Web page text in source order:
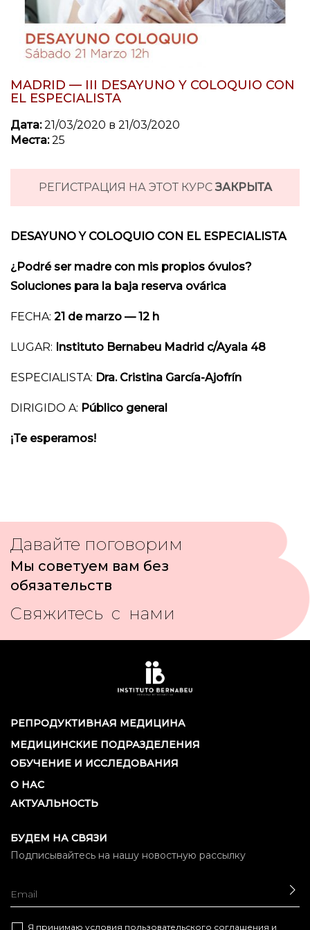
MADRID — III DESAYUNO Y COLOQUIO CON
EL ESPECIALISTA
Дата:21/03/2020 в 21/03/2020
Места:25
РЕГИСТРАЦИЯ НА ЭТОТ КУРСЗАКРЫТА
DESAYUNO Y COLOQUIO CON EL ESPECIALISTA
¿Podré ser madre con mis propios óvulos?
Soluciones para la baja reserva ovárica
FECHA: 21 de marzo — 12 h
LUGAR: Instituto Bernabeu Madrid c/Ayala 48
ESPECIALISTA: Dra. Cristina García-Ajofrín
DIRIGIDO A: Público general
¡Te esperamos!
Давайте поговорим
Мы советуем вам без
обязательств
Свяжитесь с нами
РЕПРОДУКТИВНАЯ МЕДИЦИНА
МЕДИЦИНСКИЕ ПОДРАЗДЕЛЕНИЯ
ОБУЧЕНИЕ И ИССЛЕДОВАНИЯ
О НАС
АКТУАЛЬНОСТЬ
БУДЕМ НА СВЯЗИ
Подписывайтесь на нашу новостную рассылку
Я принимаю условия пользовательского соглашения и